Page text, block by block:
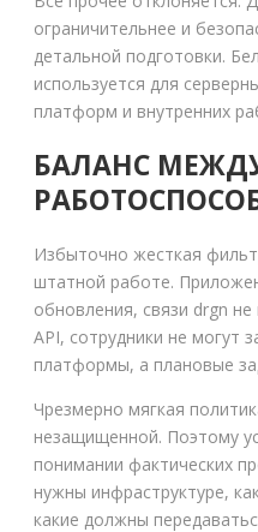
ограничительнее и
детальной подготовки.
используется для
платформ и внутренних
БАЛАНС
Избыточно жесткая
штатной работе.
обновления, связи drgn
API, сотрудники не могут
платформы, а плановые
Чрезмерно мягкая
незащищенной. Поэтому
понимании фактических
нужны инфраструктуре,
какие должны